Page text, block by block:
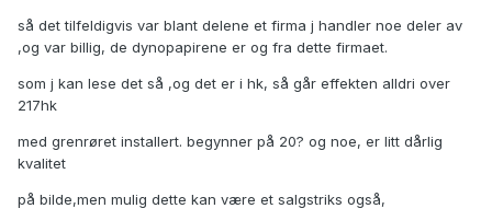
så det tilfeldigvis var blant delene et firma j handler noe deler av
,og var billig, de dynopapirene er og fra dette firmaet.
som j kan lese det så ,og det er i hk, så går effekten alldri over
217hk
med grenrøret installert. begynner på 20? og noe, er litt dårlig
kvalitet
på bilde,men mulig dette kan være et salgstriks også,